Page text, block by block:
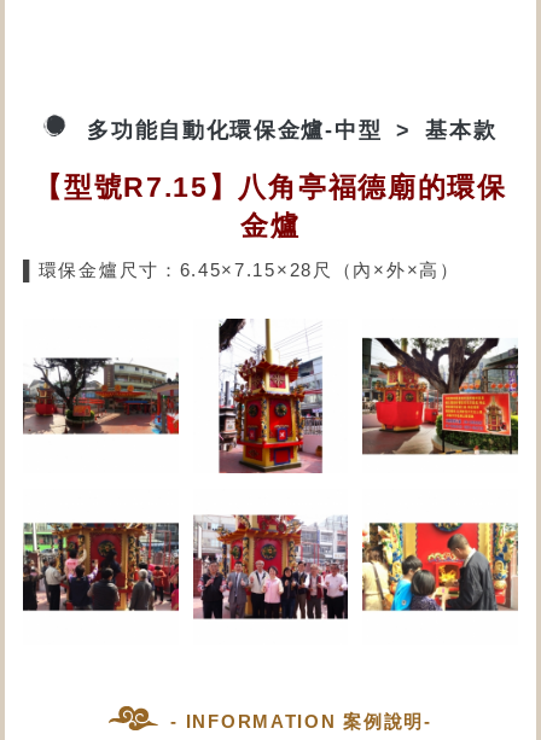
多功能自動化環保金爐-中型 基本款
【型號R7.15】八角亭福德廟的環保
金爐
▌環保金爐尺寸：6.45×7.15×28尺（內×外×高）
- INFORMATION 案例說明-